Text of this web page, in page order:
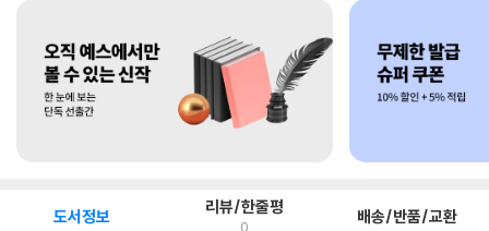
도서정보 리뷰/한줄평
0 배송/반품/교환